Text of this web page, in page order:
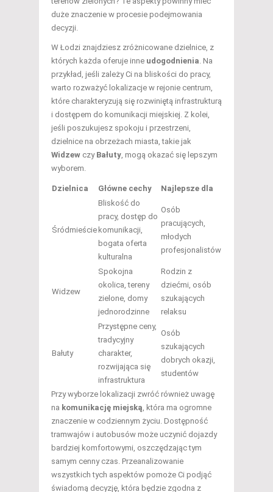
duże znaczenie w procesie podejmowania
decyzji.
W Łodzi znajdziesz zróżnicowane dzielnice, z
których każda oferuje inne udogodnienia . Na
przykład, jeśli zależy Ci na bliskości do pracy,
warto rozważyć lokalizacje w rejonie centrum,
które charakteryzują się rozwiniętą infrastrukturą
i dostępem do komunikacji miejskiej. Z kolei,
jeśli poszukujesz spokoju i przestrzeni,
dzielnice na obrzeżach miasta, takie jak
Widzew czy Bałuty , mogą okazać się lepszym
wyborem.
Dzielnica Główne cechy Najlepsze dla
Śródmieście
Bliskość do
pracy, dostęp do
komunikacji,
bogata oferta
kulturalna
Osób
pracujących,
młodych
profesjonalistów
Widzew
Spokojna
okolica, tereny
zielone, domy
jednorodzinne
Rodzin z
dziećmi, osób
szukających
relaksu
Bałuty
Przystępne ceny,
tradycyjny
charakter,
rozwijająca się
infrastruktura
Osób
szukających
dobrych okazji,
studentów
Przy wyborze lokalizacji zwróć również uwagę
na komunikację miejską , która ma ogromne
znaczenie w codziennym życiu. Dostępność
tramwajów i autobusów może uczynić dojazdy
bardziej komfortowymi, oszczędzając tym
samym cenny czas. Przeanalizowanie
wszystkich tych aspektów pomoże Ci podjąć
świadomą decyzję, która będzie zgodna z